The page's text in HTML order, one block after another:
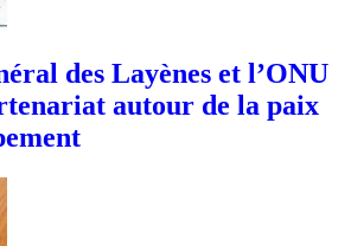
des Layènes et l’ONU
autour de la paix